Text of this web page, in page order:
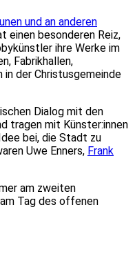
und an anderen
einen besonderen Reiz,
ihre Werke im
Fabrikhallen,
der Christusgemeinde
Dialog mit den
tragen mit Künster:innen
bei, die Stadt zu
Uwe Enners, Frank
am zweiten
Tag des offenen